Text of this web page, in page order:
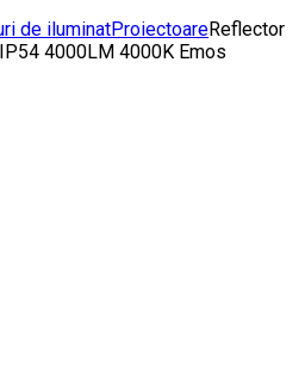
de iluminatProiectoareReflector
4000LM 4000K Emos